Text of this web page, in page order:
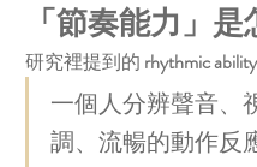
EmotionalStabilityFocusImprovement
MindfulnessStressRelieffeel the joy
wellbeing健康生活冥想冥想教學
心靈寧靜 情緒管理抑鬱症治
癲癇改善 腦部健康自然療法血壓
「節奏能力」
研究裡提到的 rhythmic
一個人分辨聲音、
調、流暢的動作反